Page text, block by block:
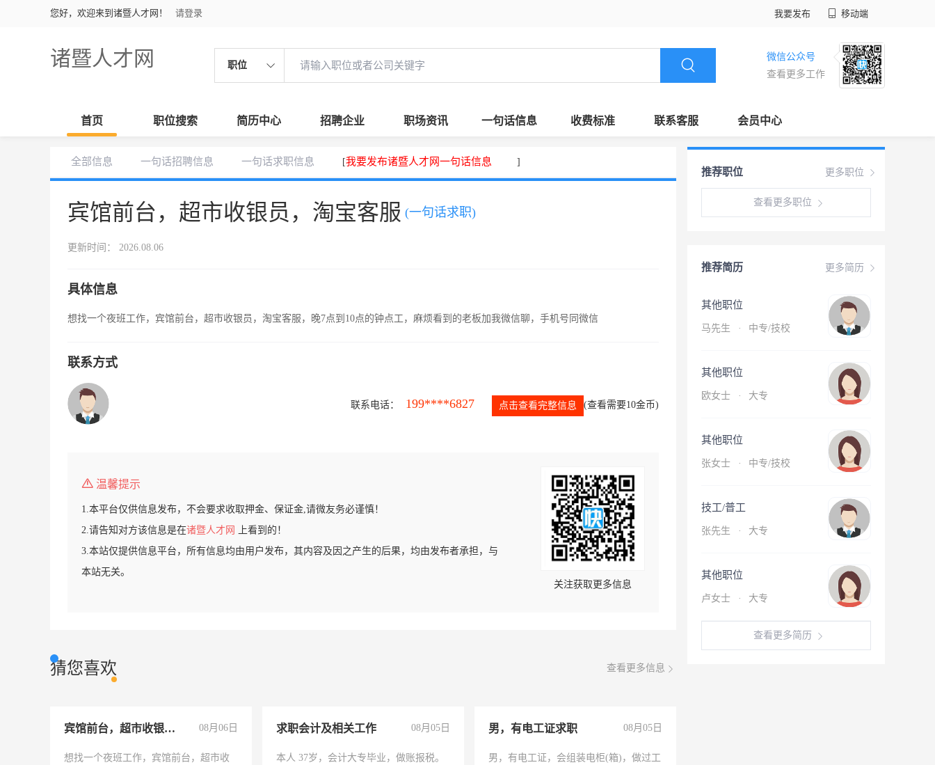
您好，欢迎来到诸暨人才网！ 请登录 我要发布 移动端
诸暨人才网 职位
微信公众号
查看更多工作
首页 职位搜索 简历中心 招聘企业 职场资讯 一句话信息 收费标准 联系客服 会员中心
全部信息 一句话招聘信息 一句话求职信息 [我要发布诸暨人才网一句话信息 ]
宾馆前台，超市收银员，淘宝客服 (一句话求职)
更新时间： 2026.08.06
具体信息
想找一个夜班工作，宾馆前台，超市收银员，淘宝客服，晚7点到10点的钟点工，麻烦看到的老板加我微信聊，手机号同微信
联系方式
联系电话： 199****6827 点击查看完整信息 (查看需要10金币)
温馨提示
1.本平台仅供信息发布，不会要求收取押金、保证金,请微友务必谨慎！
2.请告知对方该信息是在诸暨人才网
上看到的！
3.本站仅提供信息平台，所有信息均由用户发布，其内容及因之产生的后果，均由发布者承担，与
本站无关。
关注获取更多信息
猜您喜欢 查看更多信息
宾馆前台，超市收银员，淘宝客服 08月06日
想找一个夜班工作，宾馆前台，超市收
求职会计及相关工作 08月05日
本人 37岁，会计大专毕业，做账报税。
男，有电工证求职 08月05日
男，有电工证，会组装电柜(箱)，做过工
更多职位
推荐职位
查看更多职位
更多简历
推荐简历
其他职位
马先生 · 中专/技校
其他职位
欧女士 · 大专
其他职位
张女士 · 中专/技校
技工/普工
张先生 · 大专
其他职位
卢女士 · 大专
查看更多简历